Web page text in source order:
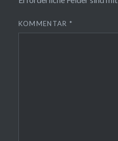
KOMMENTAR *